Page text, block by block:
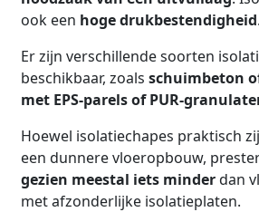
ook een hoge drukbestendigheid.
Er zijn verschillende soorten
beschikbaar, zoals schuimbeton
met EPS-parels of PUR-
Hoewel isolatiechapes praktisch
een dunnere vloeropbouw,
gezien meestal iets minderdan
met afzonderlijke isolatieplaten.